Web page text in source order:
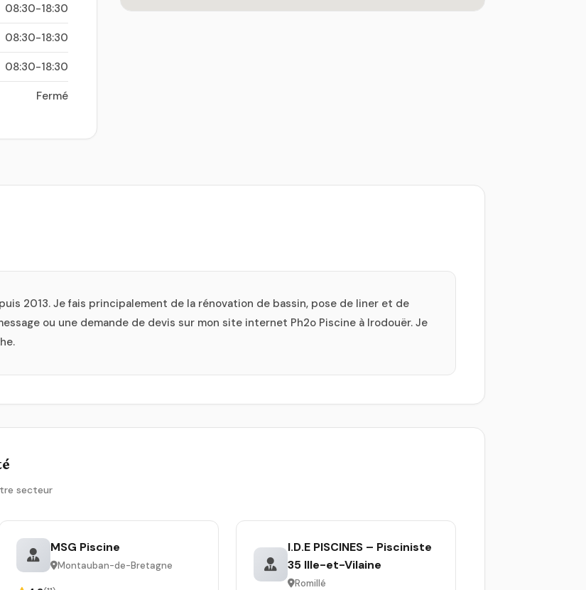
08:30-18:30
08:30-18:30
08:30-18:30
Fermé
2013. Je fais principalement de la rénovation de bassin, pose de liner et de
ou une demande de devis sur mon site internet Ph2o Piscine à Irodouër. Je
secteur
MSG Piscine
Montauban-de-Bretagne
I.D.E PISCINES – Pisciniste
35 Ille-et-Vilaine
Romillé